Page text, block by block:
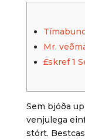
Mr.
£skref 1
Sem bjóða
venjulega
stórt.